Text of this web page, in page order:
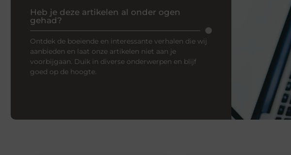
Heb je deze artikelen al onder ogen
gehad?
Ontdek de boeiende en interessante verhalen die wij
aanbieden en laat onze artikelen niet aan je
voorbijgaan. Duik in diverse onderwerpen en blijf
goed op de hoogte.